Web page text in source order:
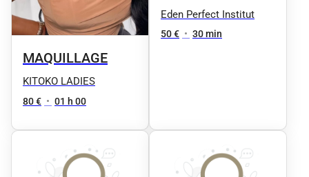
MAQUILLAGE
KITOKO LADIES
80 € • 01 h 00
Eden Perfect Institut
50 € • 30 min